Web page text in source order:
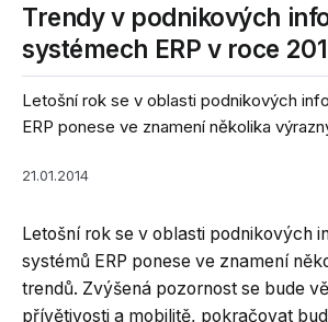
Trendy v podnikových
systémech ERP v roce
Letošní rok se v oblasti podnikových
ERP ponese ve znamení několika
21.01.2014
Letošní rok se v oblasti podnikových
systémů ERP ponese ve znamení
trendů. Zvýšená pozornost se bude
přívětivosti a mobilitě, pokračovat